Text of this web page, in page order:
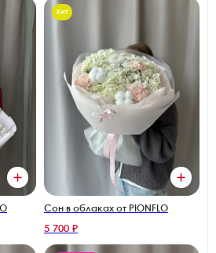
Хит
Сон в облаках от PIONFLO
5 700 ₽